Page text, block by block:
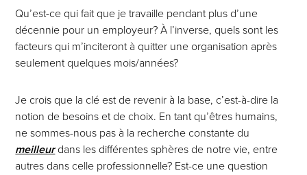
Qu’est-ce qui fait que je travaille pendant plus d’une
décennie pour un employeur? À l’inverse, quels sont les
facteurs qui m’inciteront à quitter une organisation après
seulement quelques mois/années?
Je crois que la clé est de revenir à la base, c’est-à-dire la
notion de besoins et de choix. En tant qu’êtres humains,
ne sommes-nous pas à la recherche constante du
meilleurdans les différentes sphères de notre vie, entre
autres dans celle professionnelle? Est-ce une question